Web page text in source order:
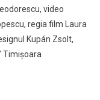
video
regia film Laura
Kupán Zsolt,
Timișoara